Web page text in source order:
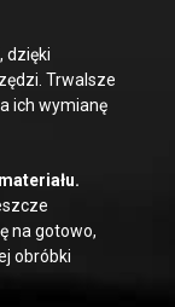
, dzięki
Trwalsze
ich wymianę
na gotowo,
obróbki